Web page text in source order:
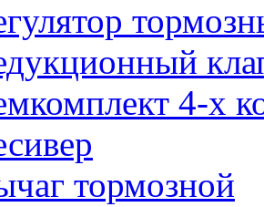
4-х
тормозной